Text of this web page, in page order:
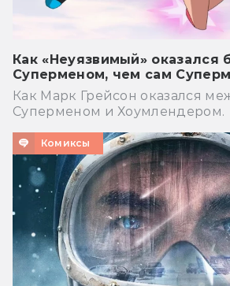
Как «Неуязвимый» оказался
Суперменом, чем сам
Как Марк Грейсон оказался
Суперменом и Хоумлендером.
Комиксы